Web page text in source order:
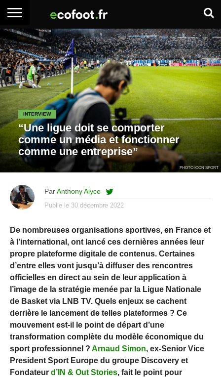
ACCUEIL
ARTICLES
PREMIUM
ADHÉSION
PREMIUM
SE
CONNECTER
EMPLOI
BOITE
À
OUTILS
INTERVIEW
“Une ligue doit se comporter
comme un média et fonctionner
comme une entreprise”
PHOTO ICON SPORT
Par Anthony Alyce
Publie le 30 décembre 2022
De nombreuses organisations sportives, en France et
à l’international, ont lancé ces dernières années leur
propre plateforme digitale de contenus. Certaines
d’entre elles vont jusqu’à diffuser des rencontres
officielles en direct au sein de leur application à
l’image de la stratégie menée par la Ligue Nationale
de Basket via LNB TV. Quels enjeux se cachent
derrière le lancement de telles plateformes ? Ce
mouvement est-il le point de départ d’une
transformation complète du modèle économique du
sport professionnel ? Arnaud Simon, ex-Senior Vice
President Sport Europe du groupe Discovery et
Fondateur d’IN & Out Stories, fait le point pour